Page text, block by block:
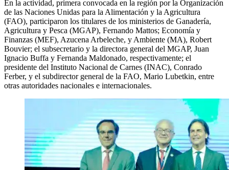
En la actividad, primera convocada en la región por la Organización
de las Naciones Unidas para la Alimentación y la Agricultura
(FAO), participaron los titulares de los ministerios de Ganadería,
Agricultura y Pesca (MGAP), Fernando Mattos; Economía y
Finanzas (MEF), Azucena Arbeleche, y Ambiente (MA), Robert
Bouvier; el subsecretario y la directora general del MGAP, Juan
Ignacio Buffa y Fernanda Maldonado, respectivamente; el
presidente del Instituto Nacional de Carnes (INAC), Conrado
Ferber, y el subdirector general de la FAO, Mario Lubetkin, entre
otras autoridades nacionales e internacionales.